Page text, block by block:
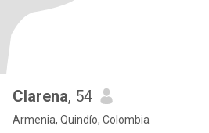
Clarena, 54
Armenia, Quindío, Colombia